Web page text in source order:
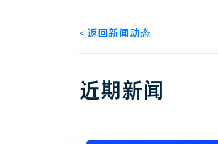
< 返回新闻动态
近期新闻